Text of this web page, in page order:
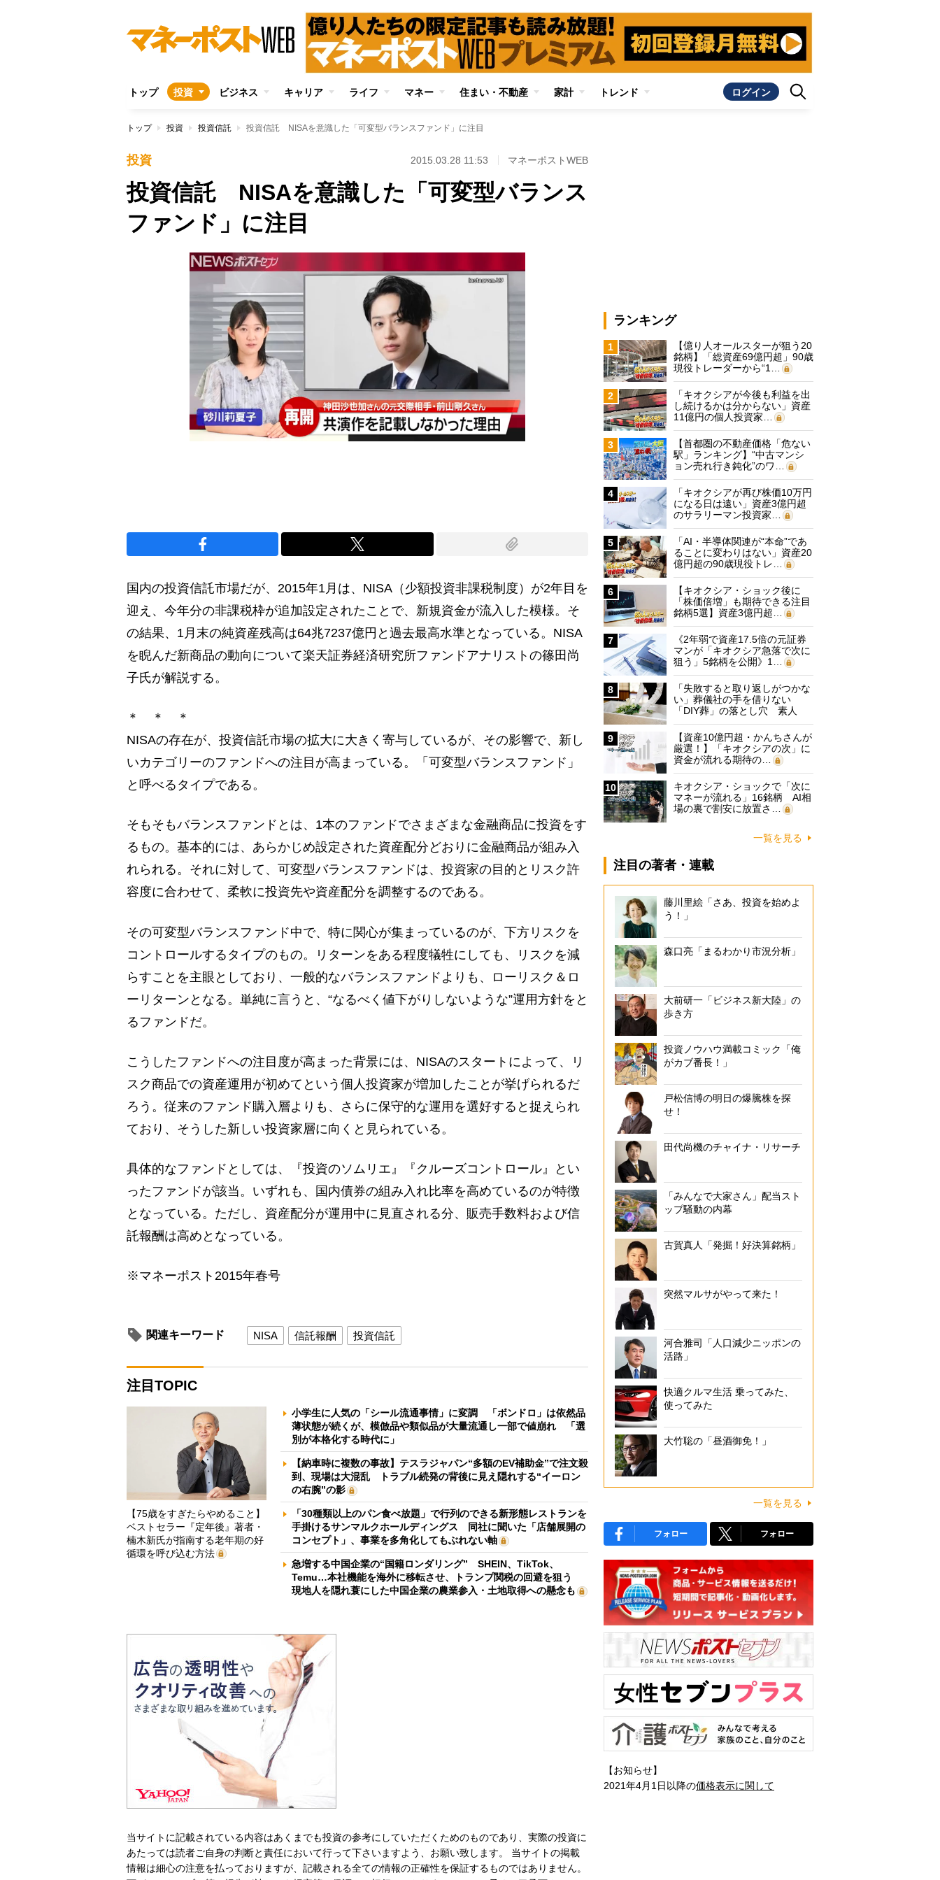
トップ 投資 ビジネス キャリア ライフ マネー 住まい・不動産 家計 トレンド ログイン
トップ 投資 投資信託 投資信託 NISAを意識した「可変型バランスファンド」に注目
投資 2015.03.28 11:53 マネーポストWEB
投資信託 NISAを意識した「可変型バランス
ファンド」に注目
国内の投資信託市場だが、2015年1月は、NISA（少額投資非課税制度）が2年目を
迎え、今年分の非課税枠が追加設定されたことで、新規資金が流入した模様。そ
の結果、1月末の純資産残高は64兆7237億円と過去最高水準となっている。NISA
を睨んだ新商品の動向について楽天証券経済研究所ファンドアナリストの篠田尚
子氏が解説する。
＊ ＊ ＊
NISAの存在が、投資信託市場の拡大に大きく寄与しているが、その影響で、新し
いカテゴリーのファンドへの注目が高まっている。「可変型バランスファンド」
と呼べるタイプである。
そもそもバランスファンドとは、1本のファンドでさまざまな金融商品に投資をす
るもの。基本的には、あらかじめ設定された資産配分どおりに金融商品が組み入
れられる。それに対して、可変型バランスファンドは、投資家の目的とリスク許
容度に合わせて、柔軟に投資先や資産配分を調整するのである。
その可変型バランスファンド中で、特に関心が集まっているのが、下方リスクを
コントロールするタイプのもの。リターンをある程度犠牲にしても、リスクを減
らすことを主眼としており、一般的なバランスファンドよりも、ローリスク＆ロ
ーリターンとなる。単純に言うと、“なるべく値下がりしないような”運用方針をと
るファンドだ。
こうしたファンドへの注目度が高まった背景には、NISAのスタートによって、リ
スク商品での資産運用が初めてという個人投資家が増加したことが挙げられるだ
ろう。従来のファンド購入層よりも、さらに保守的な運用を選好すると捉えられ
ており、そうした新しい投資家層に向くと見られている。
具体的なファンドとしては、『投資のソムリエ』『クルーズコントロール』とい
ったファンドが該当。いずれも、国内債券の組み入れ比率を高めているのが特徴
となっている。ただし、資産配分が運用中に見直される分、販売手数料および信
託報酬は高めとなっている。
※マネーポスト2015年春号
関連キーワード NISA 信託報酬 投資信託
注目TOPIC
【75歳をすぎたらやめること】
ベストセラー『定年後』著者・
楠木新氏が指南する老年期の好
循環を呼び込む方法
小学生に人気の「シール流通事情」に変調 「ボンドロ」は依然品
薄状態が続くが、模倣品や類似品が大量流通し一部で値崩れ 「選
別が本格化する時代に」
【納車時に複数の事故】テスラジャパン“多額のEV補助金”で注文殺
到、現場は大混乱 トラブル続発の背後に見え隠れする“イーロン
の右腕”の影
「30種類以上のパン食べ放題」で行列のできる新形態レストランを
手掛けるサンマルクホールディングス 同社に聞いた「店舗展開の
コンセプト」、事業を多角化してもぶれない軸
急増する中国企業の“国籍ロンダリング” SHEIN、TikTok、
Temu…本社機能を海外に移転させ、トランプ関税の回避を狙う
現地人を隠れ蓑にした中国企業の農業参入・土地取得への懸念も
当サイトに記載されている内容はあくまでも投資の参考にしていただくためのものであり、実際の投資に
あたっては読者ご自身の判断と責任において行って下さいますよう、お願い致します。 当サイトの掲載
情報は細心の注意を払っておりますが、記載される全ての情報の正確性を保証するものではありません。
ランキング
1
【億り人オールスターが狙う20
銘柄】「総資産69億円超」90歳
現役トレーダーから“1…
2
「キオクシアが今後も利益を出
し続けるかは分からない」資産
11億円の個人投資家…
3
【首都圏の不動産価格「危ない
駅」ランキング】“中古マンシ
ョン売れ行き鈍化”のワ…
4
「キオクシアが再び株価10万円
になる日は遠い」資産3億円超
のサラリーマン投資家…
5
「AI・半導体関連が“本命”であ
ることに変わりはない」資産20
億円超の90歳現役トレ…
6
【キオクシア・ショック後に
「株価倍増」も期待できる注目
銘柄5選】資産3億円超…
7
《2年弱で資産17.5倍の元証券
マンが「キオクシア急落で次に
狙う」5銘柄を公開》1…
8
「失敗すると取り返しがつかな
い」葬儀社の手を借りない
「DIY葬」の落とし穴 素人
に…
9
【資産10億円超・かんちさんが
厳選！】「キオクシアの次」に
資金が流れる期待の…
10
キオクシア・ショックで「次に
マネーが流れる」16銘柄 AI相
場の裏で割安に放置さ…
一覧を見る
注目の著者・連載
藤川里絵「さあ、投資を始めよ
う！」
森口亮「まるわかり市況分析」
大前研一「ビジネス新大陸」の
歩き方
投資ノウハウ満載コミック「俺
がカブ番長！」
戸松信博の明日の爆騰株を探
せ！
田代尚機のチャイナ・リサーチ
「みんなで大家さん」配当スト
ップ騒動の内幕
古賀真人「発掘！好決算銘柄」
突然マルサがやって来た！
河合雅司「人口減少ニッポンの
活路」
快適クルマ生活 乗ってみた、
使ってみた
大竹聡の「昼酒御免！」
一覧を見る
フォロー フォロー
【お知らせ】
2021年4月1日以降の価格表示に関して